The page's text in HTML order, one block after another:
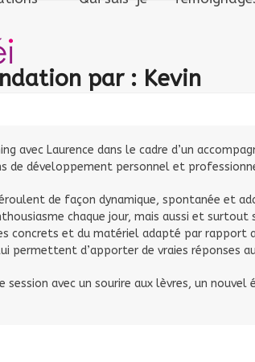
par : Kevin
avec Laurence dans le cadre d’un
de développement personnel et
de façon dynamique, spontanée et
chaque jour, mais aussi et
concrets et du matériel adapté par rapport
permettent d’apporter de vraies réponses
session avec un sourire aux lèvres, un